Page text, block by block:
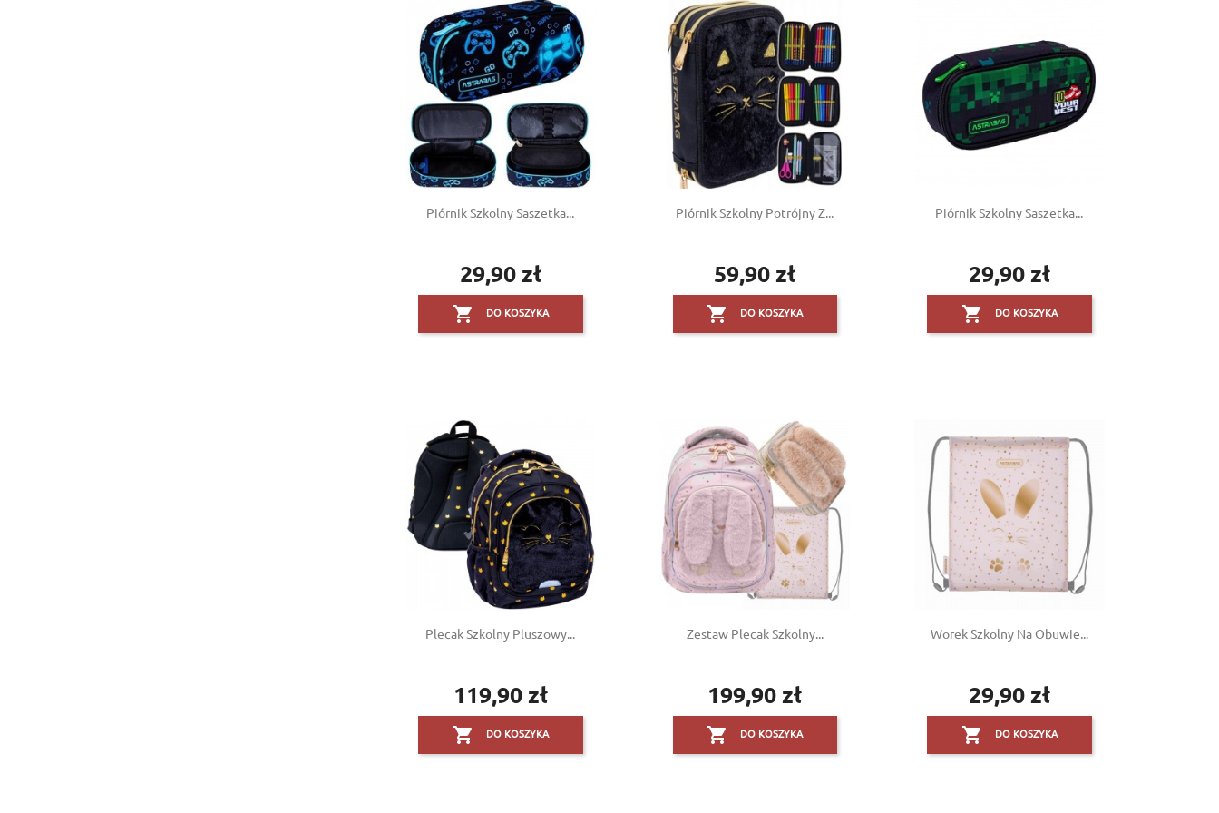
Piórnik Szkolny Saszetka...
Cena
29,90 zł
 DO KOSZYKA
Piórnik Szkolny Potrójny Z...
Cena
59,90 zł
 DO KOSZYKA
Piórnik Szkolny Saszetka...
Cena
29,90 zł
 DO KOSZYKA
Plecak Szkolny Pluszowy...
Cena
119,90 zł
 DO KOSZYKA
Zestaw Plecak Szkolny...
Cena
199,90 zł
 DO KOSZYKA
Worek Szkolny Na Obuwie...
Cena
29,90 zł
 DO KOSZYKA